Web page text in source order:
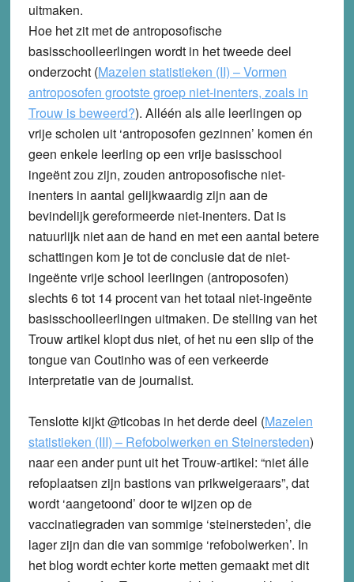
uitmaken.
Hoe het zit met de antroposofische
basisschoolleerlingen wordt in het tweede deel
onderzocht (Mazelen statistieken (II) – Vormen
antroposofen grootste groep niet-inenters, zoals in
Trouw is beweerd?). Alléén als alle leerlingen op
vrije scholen uit ‘antroposofen gezinnen’ komen én
geen enkele leerling op een vrije basisschool
ingeënt zou zijn, zouden antroposofische niet-
inenters in aantal gelijkwaardig zijn aan de
bevindelijk gereformeerde niet-inenters. Dat is
natuurlijk niet aan de hand en met een aantal betere
schattingen kom je tot de conclusie dat de niet-
ingeënte vrije school leerlingen (antroposofen)
slechts 6 tot 14 procent van het totaal niet-ingeënte
basisschoolleerlingen uitmaken. De stelling van het
Trouw artikel klopt dus niet, of het nu een slip of the
tongue van Coutinho was of een verkeerde
interpretatie van de journalist.
Tenslotte kijkt @ticobas in het derde deel (Mazelen
statistieken (III) – Refobolwerken en Steinersteden)
naar een ander punt uit het Trouw-artikel: “niet álle
refoplaatsen zijn bastions van prikweigeraars”, dat
wordt ‘aangetoond’ door te wijzen op de
vaccinatiegraden van sommige ‘steinersteden’, die
lager zijn dan die van sommige ‘refobolwerken’. In
het blog wordt echter korte metten gemaakt met dit